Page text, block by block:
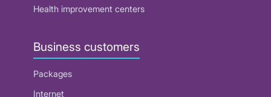
Health improvement centers
Business customers
Packages
Internet